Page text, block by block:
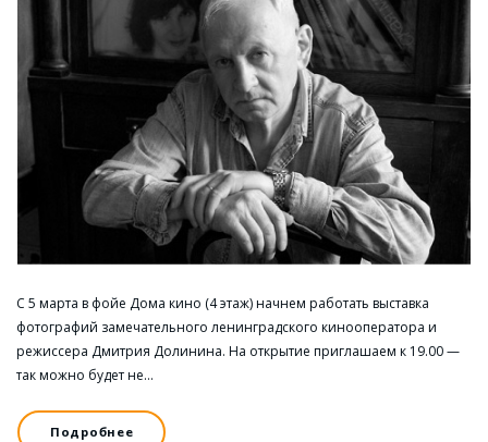
С 5 марта в фойе Дома кино (4 этаж) начнем работать выставка
фотографий замечательного ленинградского кинооператора и
режиссера Дмитрия Долинина. На открытие приглашаем к 19.00 —
так можно будет не…
Подробнее